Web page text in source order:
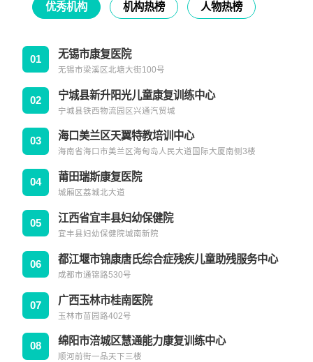
优秀机构 机构热榜 人物热榜
01 无锡市康复医院
无锡市梁溪区北塘大街100号
02 宁城县新升阳光儿童康复训练中心
宁城县铁西物流园区兴通汽贸城
03 海口美兰区天翼特教培训中心
海南省海口市美兰区海甸岛人民大道国际大厦南侧3楼
04 莆田瑞斯康复医院
城厢区荔城北大道
05 江西省宜丰县妇幼保健院
宜丰县妇幼保健院城南新院
06 都江堰市锦康唐氏综合症残疾儿童助残服务中心
成都市通锦路530号
07 广西玉林市桂南医院
玉林市苗园路402号
08 绵阳市涪城区慧通能力康复训练中心
顺河前街一品天下三楼